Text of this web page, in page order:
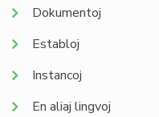
Dokumentoj
Establoj
Instancoj
En aliaj lingvoj